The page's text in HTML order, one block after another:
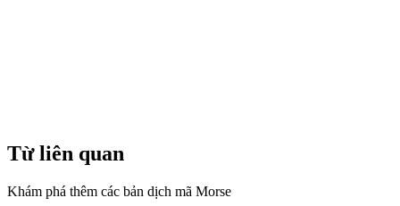
Từ liên quan
Khám phá thêm các bản dịch mã Morse